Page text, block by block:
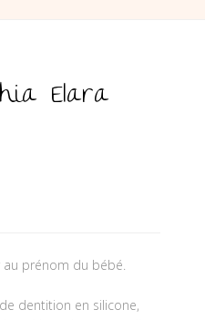
Elara
au prénom du bébé.
dentition en silicone,